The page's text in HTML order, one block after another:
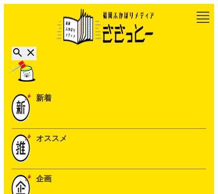
新着
オススメ
企画